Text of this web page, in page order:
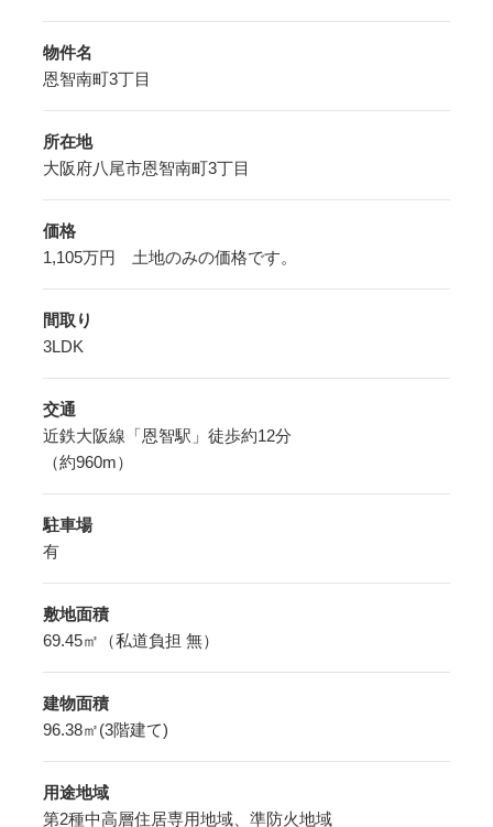
物件名
恩智南町3丁目
所在地
大阪府八尾市恩智南町3丁目
価格
1,105万円 土地のみの価格です。
間取り
3LDK
交通
近鉄大阪線「恩智駅」徒歩約12分
（約960m）
駐車場
有
敷地面積
69.45㎡（私道負担 無）
建物面積
96.38㎡(3階建て)
用途地域
第2種中高層住居専用地域、準防火地域